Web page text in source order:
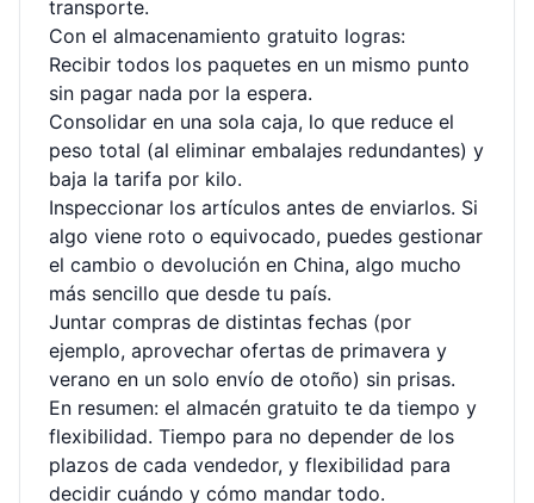
transporte.
Con el almacenamiento gratuito logras:
Recibir todos los paquetes en un mismo punto
sin pagar nada por la espera.
Consolidar en una sola caja, lo que reduce el
peso total (al eliminar embalajes redundantes) y
baja la tarifa por kilo.
Inspeccionar los artículos antes de enviarlos. Si
algo viene roto o equivocado, puedes gestionar
el cambio o devolución en China, algo mucho
más sencillo que desde tu país.
Juntar compras de distintas fechas (por
ejemplo, aprovechar ofertas de primavera y
verano en un solo envío de otoño) sin prisas.
En resumen: el almacén gratuito te da tiempo y
flexibilidad. Tiempo para no depender de los
plazos de cada vendedor, y flexibilidad para
decidir cuándo y cómo mandar todo.